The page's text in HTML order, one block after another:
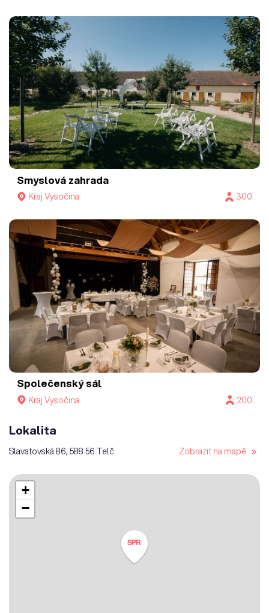
Smyslová zahrada
Kraj Vysočina 300
Společenský sál
Kraj Vysočina 200
Lokalita
Slavatovská 86, 588 56 Telč Zobrazit na mapě
SPR
+
−